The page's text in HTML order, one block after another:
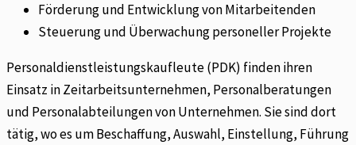
Förderung und Entwicklung von Mitarbeitenden
Steuerung und Überwachung personeller Projekte
Personaldienstleistungskaufleute (PDK) finden ihren
Einsatz in Zeitarbeitsunternehmen, Personalberatungen
und Personalabteilungen von Unternehmen. Sie sind dort
tätig, wo es um Beschaffung, Auswahl, Einstellung, Führung